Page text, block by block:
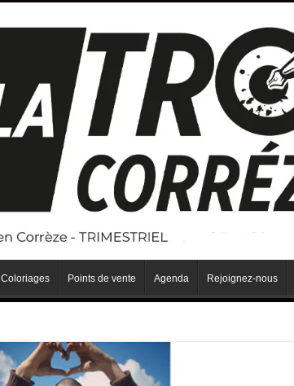
Coloriages Points de vente Agenda Rejoignez-nous